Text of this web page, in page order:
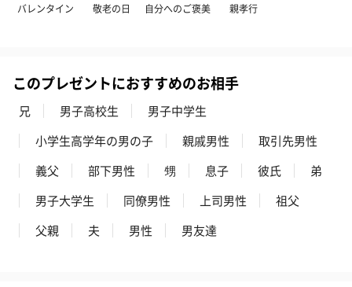
キャンドル・お香を同梱してお届けいたします。
フラッグカプセル：イ
ンセンススティック
（END）（880円）
フラッグカプセル：イ
ンセンススティック
（St.OSMANTHUS）
ショートイン
（GRAPE
（880円）
バレンタイン 敬老の日 自分へのご褒美 親孝行
このプレゼントにおすすめのお相手
兄 男子高校生
男子中学生
小学生高学年の男の子
親戚男性
取引先男性
義父
部下男性 甥 息子 彼氏
弟
男子大学生
同僚男性 上司男性
祖父
父親
夫 男性 男友達